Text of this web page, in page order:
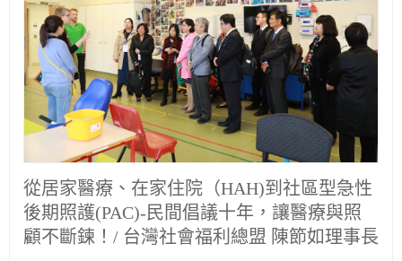
從居家醫療、在家住院（HAH)到社區型急性
後期照護(PAC)-民間倡議十年，讓醫療與照
顧不斷鍊！/ 台灣社會福利總盟 陳節如理事長